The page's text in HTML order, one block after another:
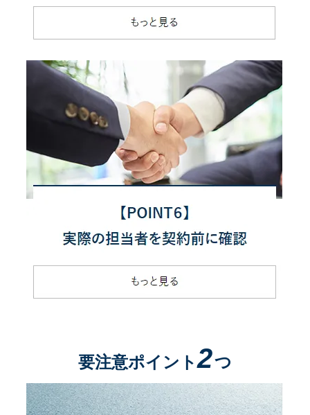
要注意ポイント2つ